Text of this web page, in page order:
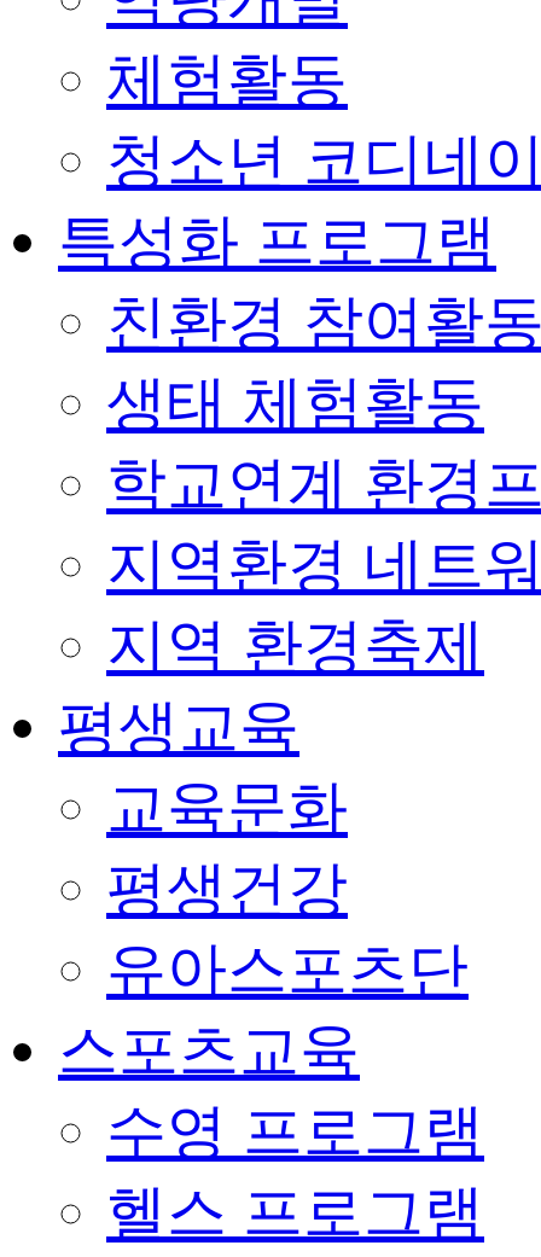
체험활동
청소년 코디네
특성화 프로그램
친환경 참여활
생태 체험활동
학교연계 환경
지역환경 네트
지역 환경축제
평생교육
교육문화
평생건강
유아스포츠단
스포츠교육
수영 프로그램
헬스 프로그램